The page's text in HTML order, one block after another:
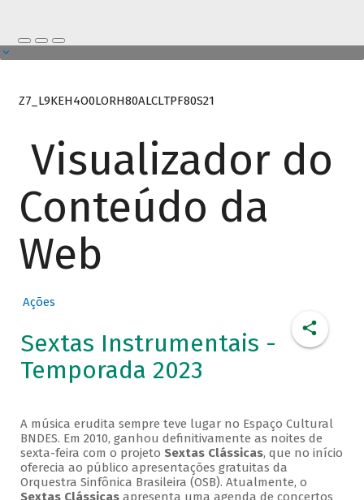
Z7_L9KEH4O0LORH80ALCLTPF80S21
Visualizador do
Conteúdo da
Web
Ações
Sextas Instrumentais -
Temporada 2023
A música erudita sempre teve lugar no Espaço Cultural
BNDES. Em 2010, ganhou definitivamente as noites de
sexta-feira com o projeto Sextas Clássicas, que no início
oferecia ao público apresentações gratuitas da
Orquestra Sinfônica Brasileira (OSB). Atualmente, o